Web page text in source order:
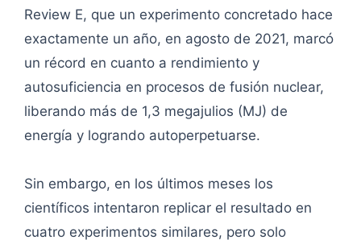
Review E, que un experimento concretado hace
exactamente un año, en agosto de 2021, marcó
un récord en cuanto a rendimiento y
autosuficiencia en procesos de fusión nuclear,
liberando más de 1,3 megajulios (MJ) de
energía y logrando autoperpetuarse.
Sin embargo, en los últimos meses los
científicos intentaron replicar el resultado en
cuatro experimentos similares, pero solo